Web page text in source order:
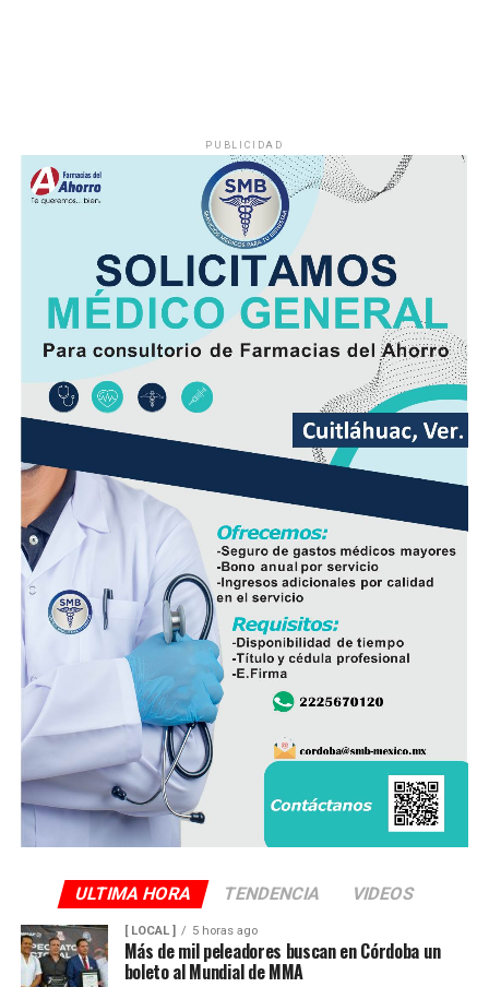
PUBLICIDAD
ULTIMA HORA TENDENCIA VIDEOS
[ LOCAL ] 5 horas ago
Más de mil peleadores buscan en Córdoba un
boleto al Mundial de MMA